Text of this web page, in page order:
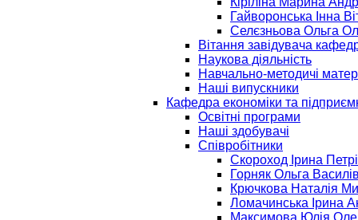
Гайворонська Інна
Селєзньова Ольга
Вітання завідувача
Наукова діяльність
Навчально-методичі
Наші випускники
Кафедра економіки та
Освітні програми
Наші здобувачі
Співробітники
Скороход Ірина
Горняк Ольга
Крючкова Наталія
Ломачинська Ірина
Максимова Юлія